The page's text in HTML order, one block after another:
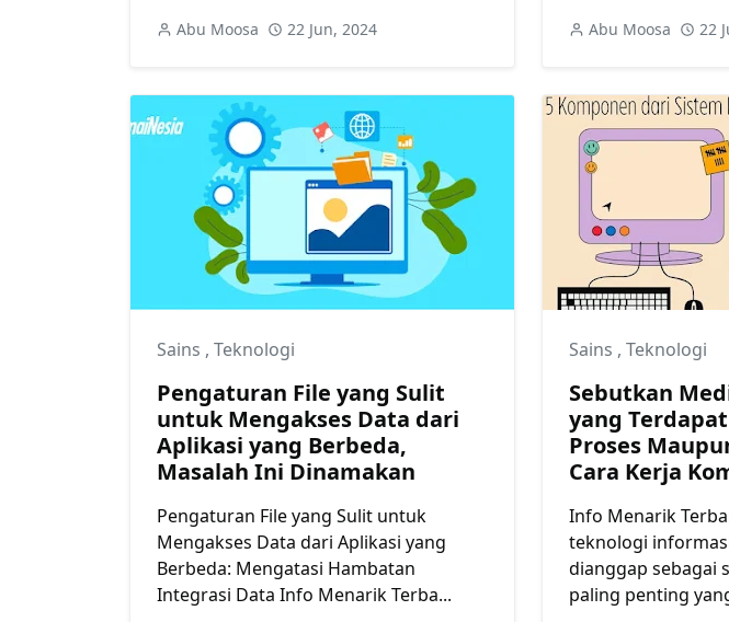
Abu Moosa 22 Jun, 2024 Abu Moosa 22
Sains , Teknologi
Pengaturan File yang Sulit
untuk Mengakses Data dari
Aplikasi yang Berbeda,
Masalah Ini Dinamakan
Pengaturan File yang Sulit untuk
Mengakses Data dari Aplikasi yang
Berbeda: Mengatasi Hambatan
Integrasi Data Info Menarik Terba...
Sains , Teknologi
Sebutkan
yang
Proses
Cara Kerja
Info Menarik
teknologi
dianggap sebagai
paling penting